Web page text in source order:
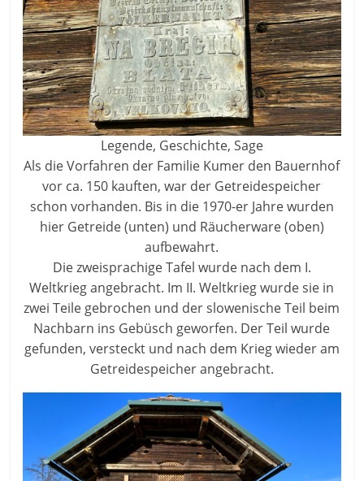
Legende, Geschichte, Sage
Als die Vorfahren der Familie Kumer den Bauernhof
vor ca. 150 kauften, war der Getreidespeicher
schon vorhanden. Bis in die 1970-er Jahre wurden
hier Getreide (unten) und Räucherware (oben)
aufbewahrt.
Die zweisprachige Tafel wurde nach dem I.
Weltkrieg angebracht. Im II. Weltkrieg wurde sie in
zwei Teile gebrochen und der slowenische Teil beim
Nachbarn ins Gebüsch geworfen. Der Teil wurde
gefunden, versteckt und nach dem Krieg wieder am
Getreidespeicher angebracht.